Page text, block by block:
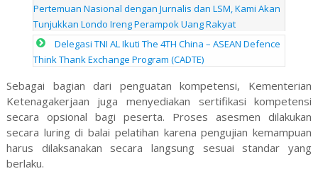
Pertemuan Nasional dengan Jurnalis dan LSM, Kami Akan
Tunjukkan Londo Ireng Perampok Uang Rakyat
Delegasi TNI AL Ikuti The 4TH China – ASEAN Defence
Think Thank Exchange Program (CADTE)
Sebagai bagian dari penguatan kompetensi, Kementerian
Ketenagakerjaan juga menyediakan sertifikasi kompetensi
secara opsional bagi peserta. Proses asesmen dilakukan
secara luring di balai pelatihan karena pengujian kemampuan
harus dilaksanakan secara langsung sesuai standar yang
berlaku.